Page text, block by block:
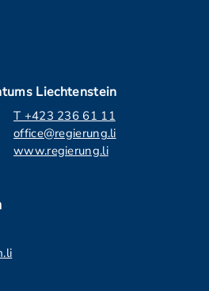
Liechtenstein
T +423 236 61 11
office@regierung.li
www.regierung.li